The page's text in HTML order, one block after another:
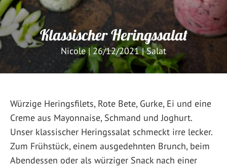
Klassischer Heringssalat
Nicole|26/12/2021|Salat
Würzige Heringsfilets, Rote Bete, Gurke, Ei und eine
Creme aus Mayonnaise, Schmand und Joghurt.
Unser klassischer Heringssalat schmeckt irre lecker.
Zum Frühstück, einem ausgedehnten Brunch, beim
Abendessen oder als würziger Snack nach einer